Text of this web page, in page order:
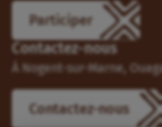
Participer
Contactez-nous
À Nogent-sur-Marne,
Contactez-nous